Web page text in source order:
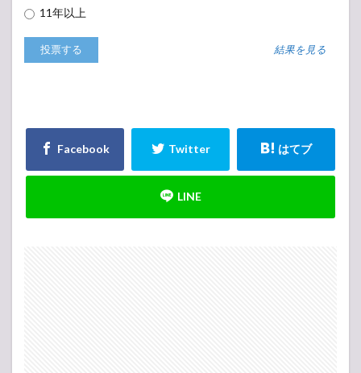
11年以上
結果を見る